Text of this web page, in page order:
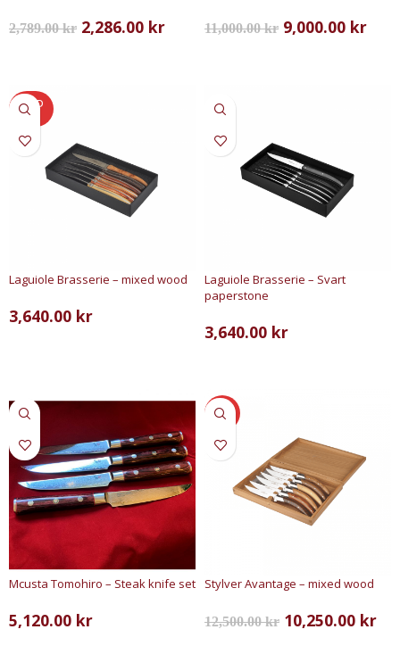
2,789.00kr 2,286.00 kr 11,000.00kr 9,000.00 kr
SOLD
OUT
Laguiole Brasserie – mixed wood
3,640.00 kr
Laguiole Brasserie – Svart
paperstone
3,640.00 kr
Mcusta Tomohiro – Steak knife set
5,120.00 kr
SALE
Stylver Avantage – mixed wood
12,500.00kr 10,250.00 kr